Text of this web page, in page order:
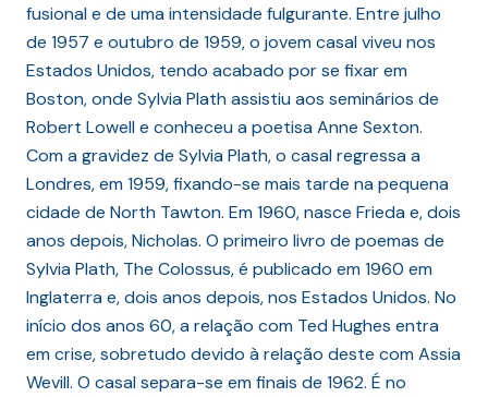
fusional e de uma intensidade fulgurante. Entre julho
de 1957 e outubro de 1959, o jovem casal viveu nos
Estados Unidos, tendo acabado por se fixar em
Boston, onde Sylvia Plath assistiu aos seminários de
Robert Lowell e conheceu a poetisa Anne Sexton.
Com a gravidez de Sylvia Plath, o casal regressa a
Londres, em 1959, fixando-se mais tarde na pequena
cidade de North Tawton. Em 1960, nasce Frieda e, dois
anos depois, Nicholas. O primeiro livro de poemas de
Sylvia Plath, The Colossus, é publicado em 1960 em
Inglaterra e, dois anos depois, nos Estados Unidos. No
início dos anos 60, a relação com Ted Hughes entra
em crise, sobretudo devido à relação deste com Assia
Wevill. O casal separa-se em finais de 1962. É no